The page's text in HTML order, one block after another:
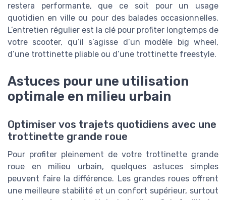
restera performante, que ce soit pour un usage
quotidien en ville ou pour des balades occasionnelles.
L’entretien régulier est la clé pour profiter longtemps de
votre scooter, qu’il s’agisse d’un modèle big wheel,
d’une trottinette pliable ou d’une trottinette freestyle.
Astuces pour une utilisation
optimale en milieu urbain
Optimiser vos trajets quotidiens avec une
trottinette grande roue
Pour profiter pleinement de votre trottinette grande
roue en milieu urbain, quelques astuces simples
peuvent faire la différence. Les grandes roues offrent
une meilleure stabilité et un confort supérieur, surtout